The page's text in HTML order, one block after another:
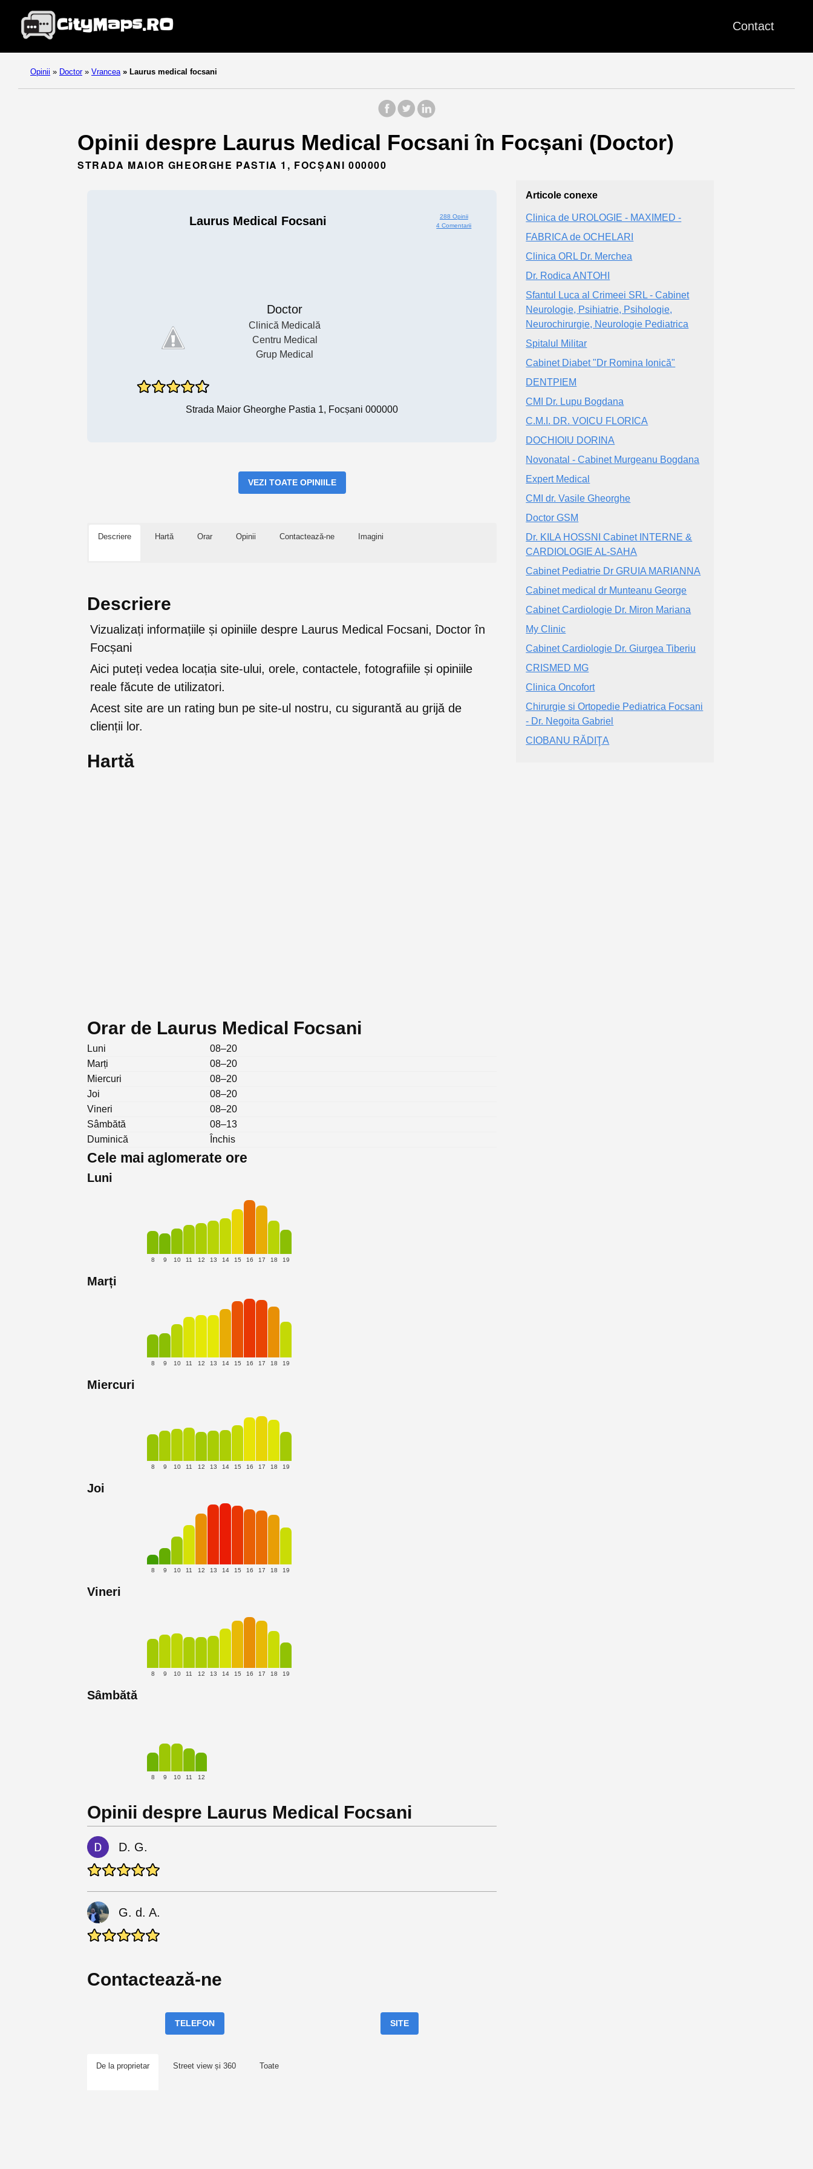
Contact
Opinii » Doctor » Vrancea » Laurus medical focsani
Opinii despre Laurus Medical Focsani în Focșani (Doctor)
STRADA MAIOR GHEORGHE PASTIA 1, FOCȘANI 000000
Laurus Medical Focsani
288 Opinii
4 Comentarii
Doctor
Clinică Medicală
Centru Medical
Grup Medical
Strada Maior Gheorghe Pastia 1, Focșani 000000
VEZI TOATE OPINIILE
Descriere Hartă Orar Opinii Contactează-ne Imagini
Descriere
Vizualizați informațiile și opiniile despre Laurus Medical Focsani, Doctor în
Focșani
Aici puteți vedea locația site-ului, orele, contactele, fotografiile și opiniile
reale făcute de utilizatori.
Acest site are un rating bun pe site-ul nostru, cu sigurantă au grijă de
clienții lor.
Hartă
Orar de Laurus Medical Focsani
Luni
08–20
Marți
08–20
Miercuri
08–20
Joi
08–20
Vineri
08–20
Sâmbătă
08–13
Duminică
Închis
Cele mai aglomerate ore
Luni
8 9 10 11 12 13 14 15 16 17 18 19
Marți
8 9 10 11 12 13 14 15 16 17 18 19
Miercuri
8 9 10 11 12 13 14 15 16 17 18 19
Joi
8 9 10 11 12 13 14 15 16 17 18 19
Vineri
8 9 10 11 12 13 14 15 16 17 18 19
Sâmbătă
8 9 10 11 12
Opinii despre Laurus Medical Focsani
D. G.
G. d. A.
Contactează-ne
TELEFON SITE
De la proprietar Street view și 360 Toate
Articole conexe
Clinica de UROLOGIE - MAXIMED -
FABRICA de OCHELARI
Clinica ORL Dr. Merchea
Dr. Rodica ANTOHI
Sfantul Luca al Crimeei SRL - Cabinet
Neurologie, Psihiatrie, Psihologie,
Neurochirurgie, Neurologie Pediatrica
Spitalul Militar
Cabinet Diabet "Dr Romina Ionică"
DENTPIEM
CMI Dr. Lupu Bogdana
C.M.I. DR. VOICU FLORICA
DOCHIOIU DORINA
Novonatal - Cabinet Murgeanu Bogdana
Expert Medical
CMI dr. Vasile Gheorghe
Doctor GSM
Dr. KILA HOSSNI Cabinet INTERNE &
CARDIOLOGIE AL-SAHA
Cabinet Pediatrie Dr GRUIA MARIANNA
Cabinet medical dr Munteanu George
Cabinet Cardiologie Dr. Miron Mariana
My Clinic
Cabinet Cardiologie Dr. Giurgea Tiberiu
CRISMED MG
Clinica Oncofort
Chirurgie si Ortopedie Pediatrica Focsani
- Dr. Negoita Gabriel
CIOBANU RĂDIŢA